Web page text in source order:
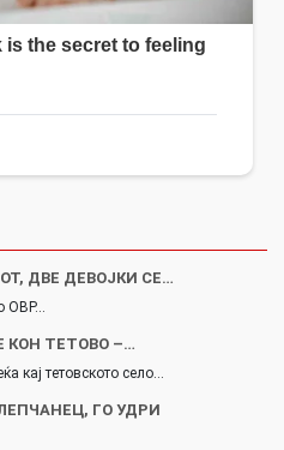
ДВЕ ДЕВОЈКИ СЕ…
ОВР…
КОН ТЕТОВО –…
кај тетовското село…
ГО УДРИ